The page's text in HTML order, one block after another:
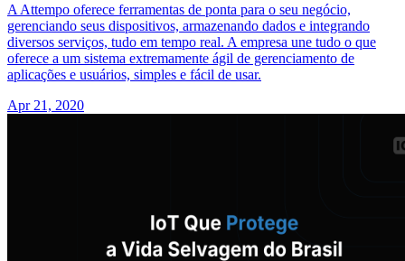
A Attempo oferece ferramentas de ponta para o seu negócio,
gerenciando seus dispositivos, armazenando dados e integrando
diversos serviços, tudo em tempo real. A empresa une tudo o que
oferece a um sistema extremamente ágil de gerenciamento de
aplicações e usuários, simples e fácil de usar.
Apr 21, 2020